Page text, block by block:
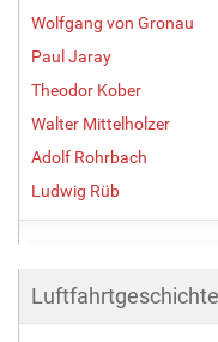
Wolfgang von Gronau
Paul Jaray
Theodor Kober
Walter Mittelholzer
Adolf Rohrbach
Ludwig Rüb